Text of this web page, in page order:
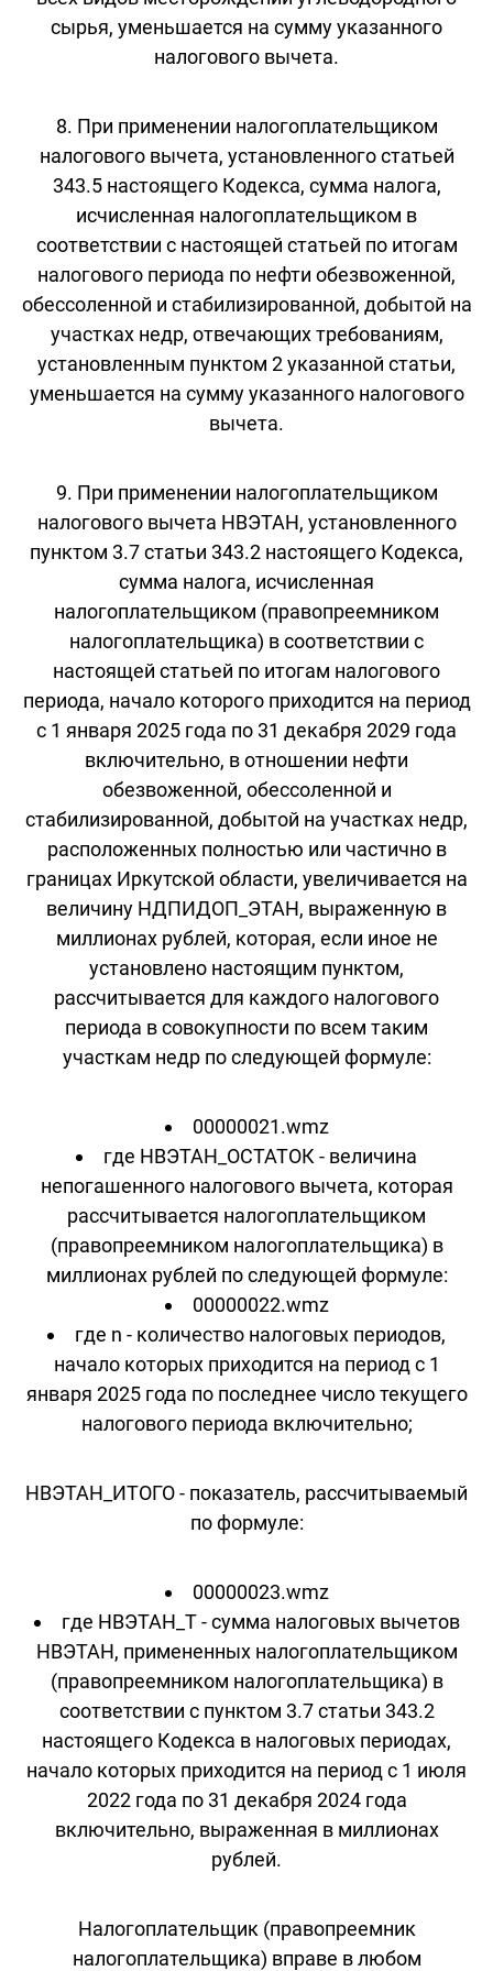
сырья, уменьшается на сумму указанного
налогового вычета.
8. При применении налогоплательщиком
налогового вычета, установленного статьей
343.5 настоящего Кодекса, сумма налога,
исчисленная налогоплательщиком в
соответствии с настоящей статьей по итогам
налогового периода по нефти обезвоженной,
обессоленной и стабилизированной, добытой на
участках недр, отвечающих требованиям,
установленным пунктом 2 указанной статьи,
уменьшается на сумму указанного налогового
вычета.
9. При применении налогоплательщиком
налогового вычета НВЭТАН, установленного
пунктом 3.7 статьи 343.2 настоящего Кодекса,
сумма налога, исчисленная
налогоплательщиком (правопреемником
налогоплательщика) в соответствии с
настоящей статьей по итогам налогового
периода, начало которого приходится на период
с 1 января 2025 года по 31 декабря 2029 года
включительно, в отношении нефти
обезвоженной, обессоленной и
стабилизированной, добытой на участках недр,
расположенных полностью или частично в
границах Иркутской области, увеличивается на
величину НДПИДОП_ЭТАН, выраженную в
миллионах рублей, которая, если иное не
установлено настоящим пунктом,
рассчитывается для каждого налогового
периода в совокупности по всем таким
участкам недр по следующей формуле:
00000021.wmz
где НВЭТАН_ОСТАТОК - величина
непогашенного налогового вычета, которая
рассчитывается налогоплательщиком
(правопреемником налогоплательщика) в
миллионах рублей по следующей формуле:
00000022.wmz
где n - количество налоговых периодов,
начало которых приходится на период с 1
января 2025 года по последнее число текущего
налогового периода включительно;
НВЭТАН_ИТОГО - показатель, рассчитываемый
по формуле:
00000023.wmz
где НВЭТАН_Т - сумма налоговых вычетов
НВЭТАН, примененных налогоплательщиком
(правопреемником налогоплательщика) в
соответствии с пунктом 3.7 статьи 343.2
настоящего Кодекса в налоговых периодах,
начало которых приходится на период с 1 июля
2022 года по 31 декабря 2024 года
включительно, выраженная в миллионах
рублей.
Налогоплательщик (правопреемник
налогоплательщика) вправе в любом